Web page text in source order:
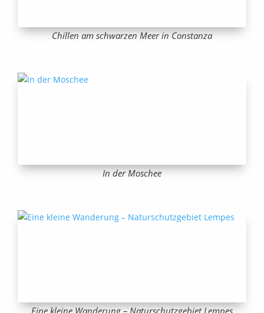
Chillen am schwarzen Meer in Constanza
In der Moschee
Eine kleine Wanderung – Naturschutzgebiet Lempes